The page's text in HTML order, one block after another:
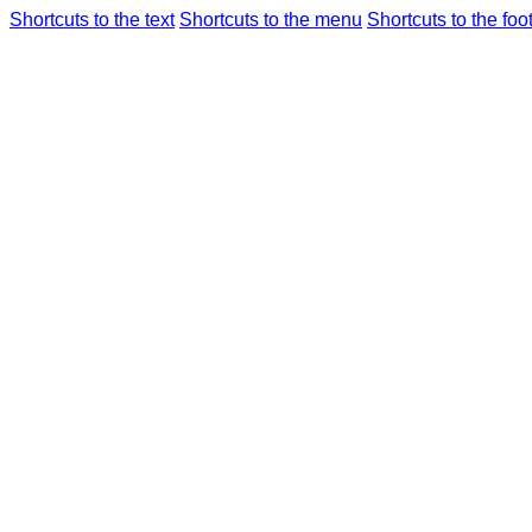
Shortcuts to the text Shortcuts to the menu Shortcuts to the